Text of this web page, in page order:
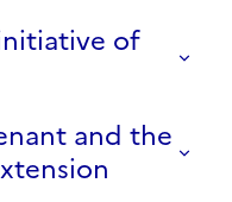
of
and the